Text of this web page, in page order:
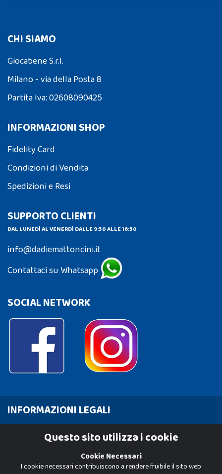
CHI SIAMO
Giocabene S.r.l.
Milano - via della Posta 8
Partita Iva: 02608090425
INFORMAZIONI SHOP
Fidelity Card
Condizioni di Vendita
Spedizioni e Resi
SUPPORTO CLIENTI
DAL LUNEDÌ AL VENERDÌ DALLE 9:30 ALLE 16:30
info@dadiemattoncini.it
Contattaci su Whatsapp
SOCIAL NETWORK
INFORMAZIONI LEGALI
Cookie PolicyQuesto sito utilizza i cookie
Cookie Necessari
I cookie necessari contribuiscono a rendere fruibile il sito web